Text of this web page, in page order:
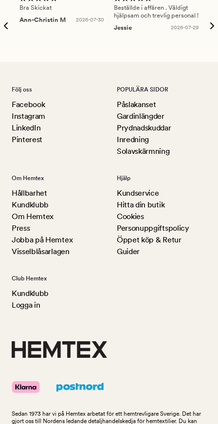
Bra Skickat
Ann-Christin M
2026-07-30
Beställde i affären . Väldigt
hjälpsam och trevlig personal !
Jessie
2026-07-29
Följ oss
Facebook
Instagram
LinkedIn
Pinterest
POPULÄRA SIDOR
Påslakanset
Gardinlängder
Prydnadskuddar
Inredning
Solavskärmning
Om Hemtex
Hållbarhet
Kundklubb
Om Hemtex
Press
Jobba på Hemtex
Visselblåsarlagen
Hjälp
Kundservice
Hitta din butik
Cookies
Personuppgiftspolicy
Öppet köp & Retur
Guider
Club Hemtex
Kundklubb
Logga in
Sedan 1973 har vi på Hemtex arbetat för ett hemtrevligare Sverige. Det har
gjort oss till Nordens ledande detaljhandelskedja för hemtextilier. Du kan